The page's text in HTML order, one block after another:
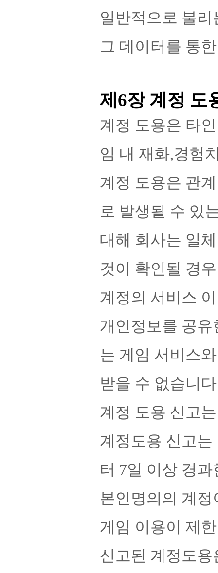
일반적으로 불
그 데이터를 통
제6장 계정 도
계정 도용은 타
임 내 재화,경험
계정 도용은 관
로 발생될 수 있
대해 회사는 일
것이 확인될 경
계정의 서비스
개인정보를 공
는 게임 서비스
받을 수 없습니
계정 도용 신고
계정도용 신고
터 7일 이상 경
본인명의의 계
게임 이용이 제
신고된 계정도